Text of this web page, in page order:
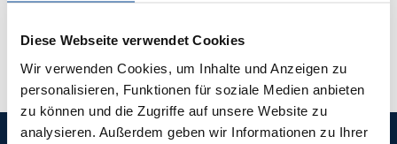
Diese Webseite verwendet Cookies
Wir verwenden Cookies, um Inhalte und Anzeigen zu
personalisieren, Funktionen für soziale Medien anbieten
zu können und die Zugriffe auf unsere Website zu
analysieren. Außerdem geben wir Informationen zu Ihrer